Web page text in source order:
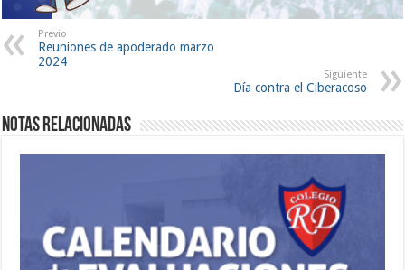
Previo
Reuniones de apoderado marzo
2024
Siguiente
Día contra el Ciberacoso
Notas Relacionadas